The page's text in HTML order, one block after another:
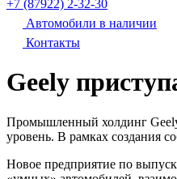
+7 (87922) 2-32-30
Автомобили в наличии
Контакты
Geely
Промышленный холдинг
уровень. В рамках создания
Новое предприятие по